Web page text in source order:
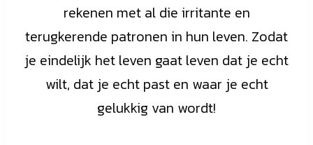
rekenen met al die irritante en
terugkerende patronen in hun leven. Zodat
je eindelijk het leven gaat leven dat je echt
wilt, dat je echt past en waar je echt
gelukkig van wordt!